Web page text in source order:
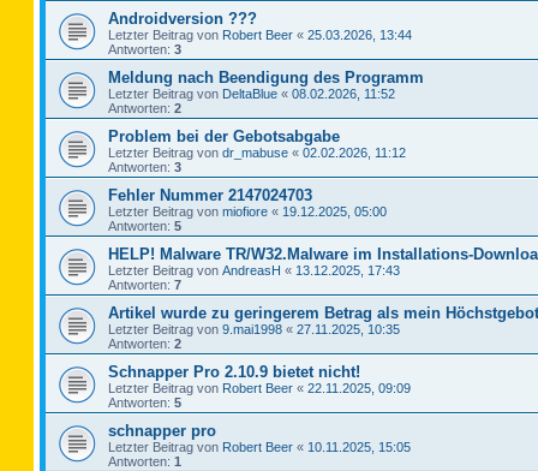
Androidversion ???
Letzter Beitrag von Robert Beer « 25.03.2026, 13:44
Antworten: 3
Meldung nach Beendigung des Programm
Letzter Beitrag von DeltaBlue « 08.02.2026, 11:52
Antworten: 2
Problem bei der Gebotsabgabe
Letzter Beitrag von dr_mabuse « 02.02.2026, 11:12
Antworten: 3
Fehler Nummer 2147024703
Letzter Beitrag von miofiore « 19.12.2025, 05:00
Antworten: 5
HELP! Malware TR/W32.Malware im Installations-
Letzter Beitrag von AndreasH « 13.12.2025, 17:43
Antworten: 7
Artikel wurde zu geringerem Betrag als mein
Letzter Beitrag von 9.mai1998 « 27.11.2025, 10:35
Antworten: 2
Schnapper Pro 2.10.9 bietet nicht!
Letzter Beitrag von Robert Beer « 22.11.2025, 09:09
Antworten: 5
schnapper pro
Letzter Beitrag von Robert Beer « 10.11.2025, 15:05
Antworten: 1